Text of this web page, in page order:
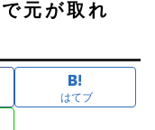
元が取れ
はてブ